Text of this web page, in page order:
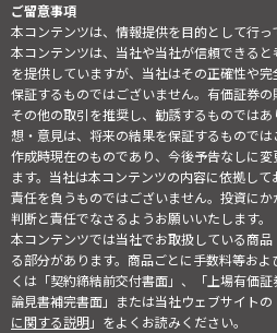
ご留意事項
本コンテンツは、情報提供を目的として行っ
本コンテンツは、当社や当社が信頼できる
を提供していますが、当社はその正確性や
保証するものではございません。有価証券の
その他の取引を推奨し、勧誘するものでは
想・意見は、将来の結果を保証するもので
作成時現在のものであり、今後予告なしに
ます。当社は本コンテンツの内容に依拠し
責任を負うものではございません。投資に
判断と責任でなさるようお願いいたします。
本コンテンツでは当社でお取扱している商
る部分があります。商品ごとに手数料等お
くは「契約締結前交付書面」、「上場有価
論見書補完書面」または当社ウェブサイトの
に関する説明」をよくお読みください。